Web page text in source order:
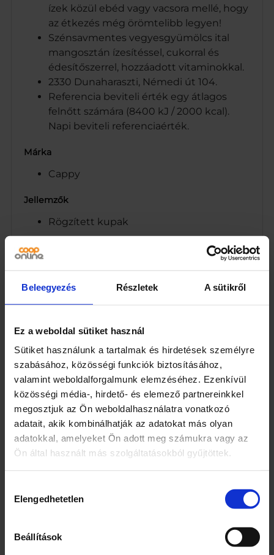
Beleegyezés Részletek A sütikről
Ez a weboldal sütiket használ
Sütiket használunk a tartalmak és hirdetések személyre
szabásához, közösségi funkciók biztosításához,
valamint weboldalforgalmunk elemzéséhez. Ezenkívül
közösségi média-, hirdető- és elemező partnereinkkel
megosztjuk az Ön weboldalhasználatra vonatkozó
adatait, akik kombinálhatják az adatokat más olyan
adatokkal, amelyeket Ön adott meg számukra vagy az
Ön által használt más szolgáltatásokból gyűjtöttek.
kiválasztása
Elengedhetetlen
Beállítások
ízek közül ebéd vagy vacsora mellé, hogy
az étkezés még örömtelibb legyen!
Szénsavmentes vegyesgyümölcs ital
mangosztán ízesítéssel, cukorral és
édesítőszerrel, hozzáadott vitaminokkal.
2330 Dunaharaszti, Némedi út 104.
Referencia beviteli érték egy átlagos
felnőtt számára (8400 kJ / 2000 kcal).
Napi beviteli referenciaérték.
Márka
Cappy
Jellemzők
Rögzített kupak
Kiszerelés
500
Egység (szabadon)
Víz
Gyümölcslevek (sűrítményből): narancs
(11,2%), mandarin (0,5%), mangó (0,5%) és
maracuja (0,2%)
Fruktóz-glükózszirup
Gyümölcspürék (sűrítményből):
sárgabarack (0,3%), guava (0,3%), mangó
(0,2%)
Aromák mangosztán aromával
Mangópüré (0,1%)